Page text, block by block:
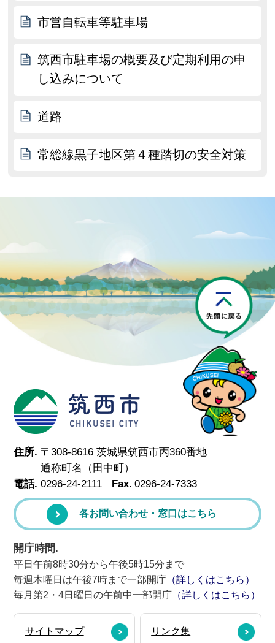
市営自転車等駐車場
筑西市駐車場の概要及び定期利用の申
し込みについて
道路
常総線黒子地区第４種踏切の安全対策
筑西市
住所. 〒308-8616 茨城県筑西市丙360番地
通称町名（田中町）
電話. 0296-24-2111 Fax. 0296-24-7333
各お問い合わせ・窓口はこちら
開庁時間.
平日午前8時30分から午後5時15分まで
毎週木曜日は午後7時まで一部開庁 （詳しくはこちら）
毎月第2・4日曜日の午前中一部開庁 （詳しくはこちら）
サイトマップ リンク集